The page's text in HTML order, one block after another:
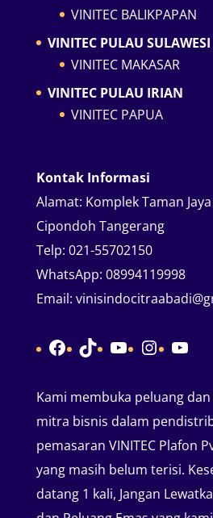
VINITEC BALIKPAPAN
VINITEC PULAU SULAWESI
VINITEC MAKASAR
VINITEC PULAU IRIAN
VINITEC PAPUA
Kontak Informasi
Alamat: Komplek Taman
Cipondoh Tangerang
Telp: 021-55702150
WhatsApp: 08994119998
Email:
Facebook
TikTokYouTube
Kami membuka peluang
mitra bisnis dalam
pemasaran VINITEC Plafon
yang masih belum terisi.
datang 1 kali, Jangan